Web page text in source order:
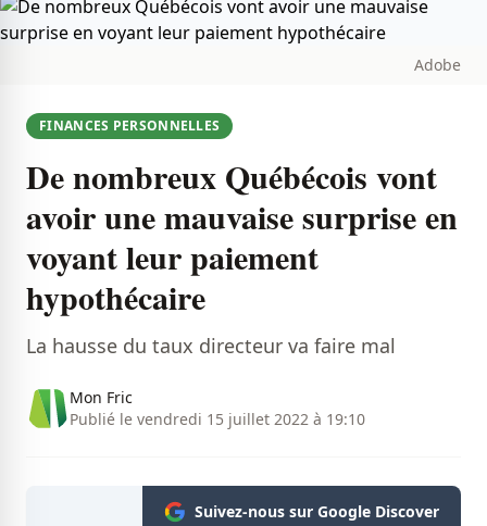
Adobe
FINANCES PERSONNELLES
De nombreux Québécois vont
avoir une mauvaise surprise en
voyant leur paiement
hypothécaire
La hausse du taux directeur va faire mal
Mon Fric
Publié le vendredi 15 juillet 2022 à 19:10
Suivez-nous sur Google Discover